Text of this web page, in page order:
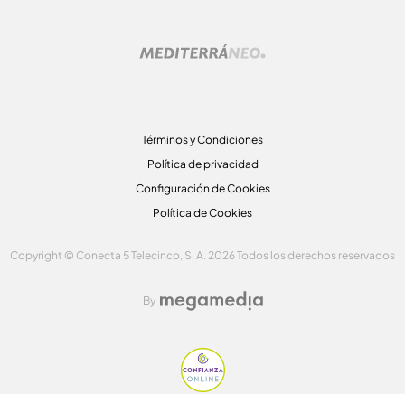
Términos y Condiciones
Política de privacidad
Configuración de Cookies
Política de Cookies
Copyright © Conecta 5 Telecinco, S. A. 2026 Todos los derechos reservados
By